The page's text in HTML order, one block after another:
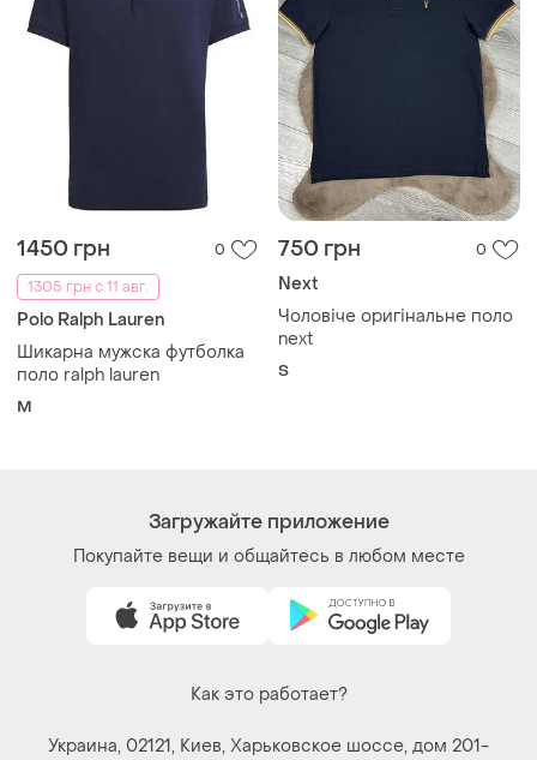
1450 грн
0
1305 грн с 11 авг.
Polo Ralph Lauren
Шикарна мужска футболка
поло ralph lauren
M
750 грн 0
Next
Чоловіче оригінальне поло
next
S
Загружайте приложение
Покупайте вещи и общайтесь в любом месте
Как это работает?
Украина, 02121, Киев, Харьковское шоссе, дом 201-